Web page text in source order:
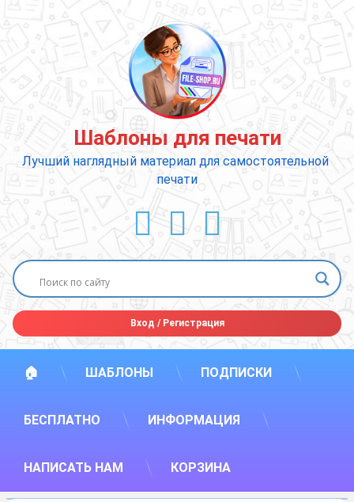
содержимому
Шаблоны для печати
Лучший наглядный материал для самостоятельной
печати
ВКонтакте
YouTube
E-mail
Вход /Регистрация
🏠 ШАБЛОНЫ ПОДПИСКИ
БЕСПЛАТНО ИНФОРМАЦИЯ
НАПИСАТЬ НАМ КОРЗИНА